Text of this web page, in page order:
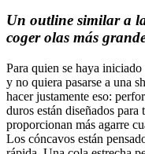
Un outline similar a
coger olas más
Para quien se haya
y no quiera pasarse a una
hacer justamente eso:
duros están diseñados
proporcionan más agarre
Los cóncavos están